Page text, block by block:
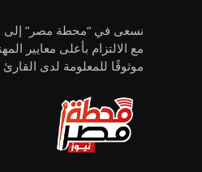
نسعى في “محطة مصر” إلى
مع الالتزام بأعلى معايير
موثوقًا للمعلومة لدى القارئ